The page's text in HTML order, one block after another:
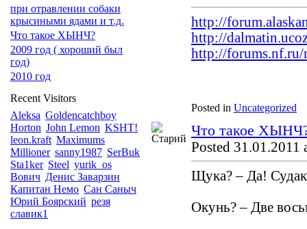
http://
http://
http://forums.nf.ru/
Posted in Uncategorized
Что такое
Posted 31.01.2011
Щука? – Да!
Окунь? – Две
при отравлении собаки
крысиными ядами и т.д.
Что такое ХЫНЧ?
2009 год ( хороший был
год)
2010 год
Recent Visitors
Aleksa Goldencatchboy
Horton John Lemon KSHT!
leon.kraft Maximums
Millioner sanny1987 SerBuk
Sta1ker Steel yurik_os
Вович Денис Заварзин
Капитан Немо Сан Саныч
Юрий Боярский резя
славик1